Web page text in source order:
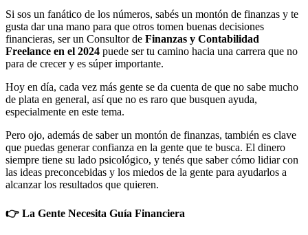
Si sos un fanático de los números, sabés un montón de finanzas y te
gusta dar una mano para que otros tomen buenas decisiones
financieras, ser un Consultor de Finanzas y Contabilidad
Freelance en el 2024 puede ser tu camino hacia una carrera que no
para de crecer y es súper importante.
Hoy en día, cada vez más gente se da cuenta de que no sabe mucho
de plata en general, así que no es raro que busquen ayuda,
especialmente en este tema.
Pero ojo, además de saber un montón de finanzas, también es clave
que puedas generar confianza en la gente que te busca. El dinero
siempre tiene su lado psicológico, y tenés que saber cómo lidiar con
las ideas preconcebidas y los miedos de la gente para ayudarlos a
alcanzar los resultados que quieren.
👉 La Gente Necesita Guía Financiera